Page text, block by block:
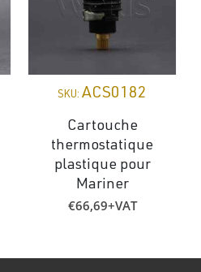
SKU: ACS0182
Cartouche
thermostatique
plastique pour
Mariner
€66,69+VAT